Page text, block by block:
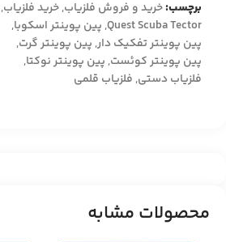
برچسب:خرید و فروش فلزیاب,خرید فلزیاب,
Quest Scuba Tector
,پین پوینتر اسکوبا,
پین پوینتر تفکیک دار,پین پوینتر گرت,
پین پوینتر کوئست,پین پوینتر نوکتا,
فلزیاب دستی,فلزیاب قلمی
محصولات مشابه